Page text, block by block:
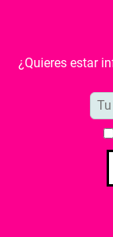
¿Quieres estar